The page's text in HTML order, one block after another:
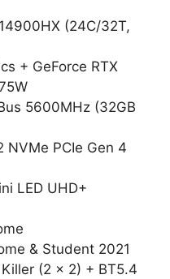
(24C/32T,
+ GeForce RTX
5600MHz (32GB
NVMe PCIe Gen 4
LED UHD+
& Student 2021
(2 x 2) + BT5.4